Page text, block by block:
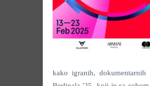
kako igranih,